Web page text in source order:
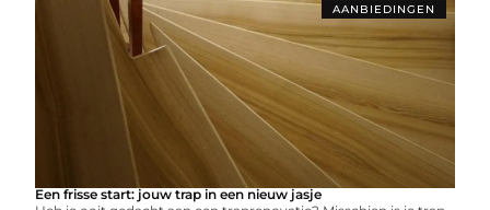
AANBIEDINGEN
Een frisse start: jouw trap in een nieuw jasje